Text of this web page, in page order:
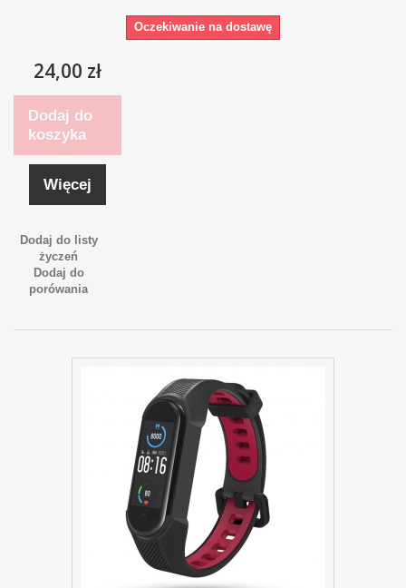
Oczekiwanie na dostawę
24,00 zł
Dodaj do
koszyka
Więcej
Dodaj do listy
życzeń
Dodaj do
porówania